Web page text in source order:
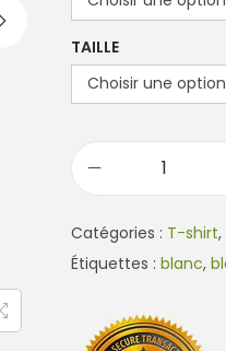
TAILLE
a
n
i
Catégories : T-shirt,
Étiquettes : blanc,